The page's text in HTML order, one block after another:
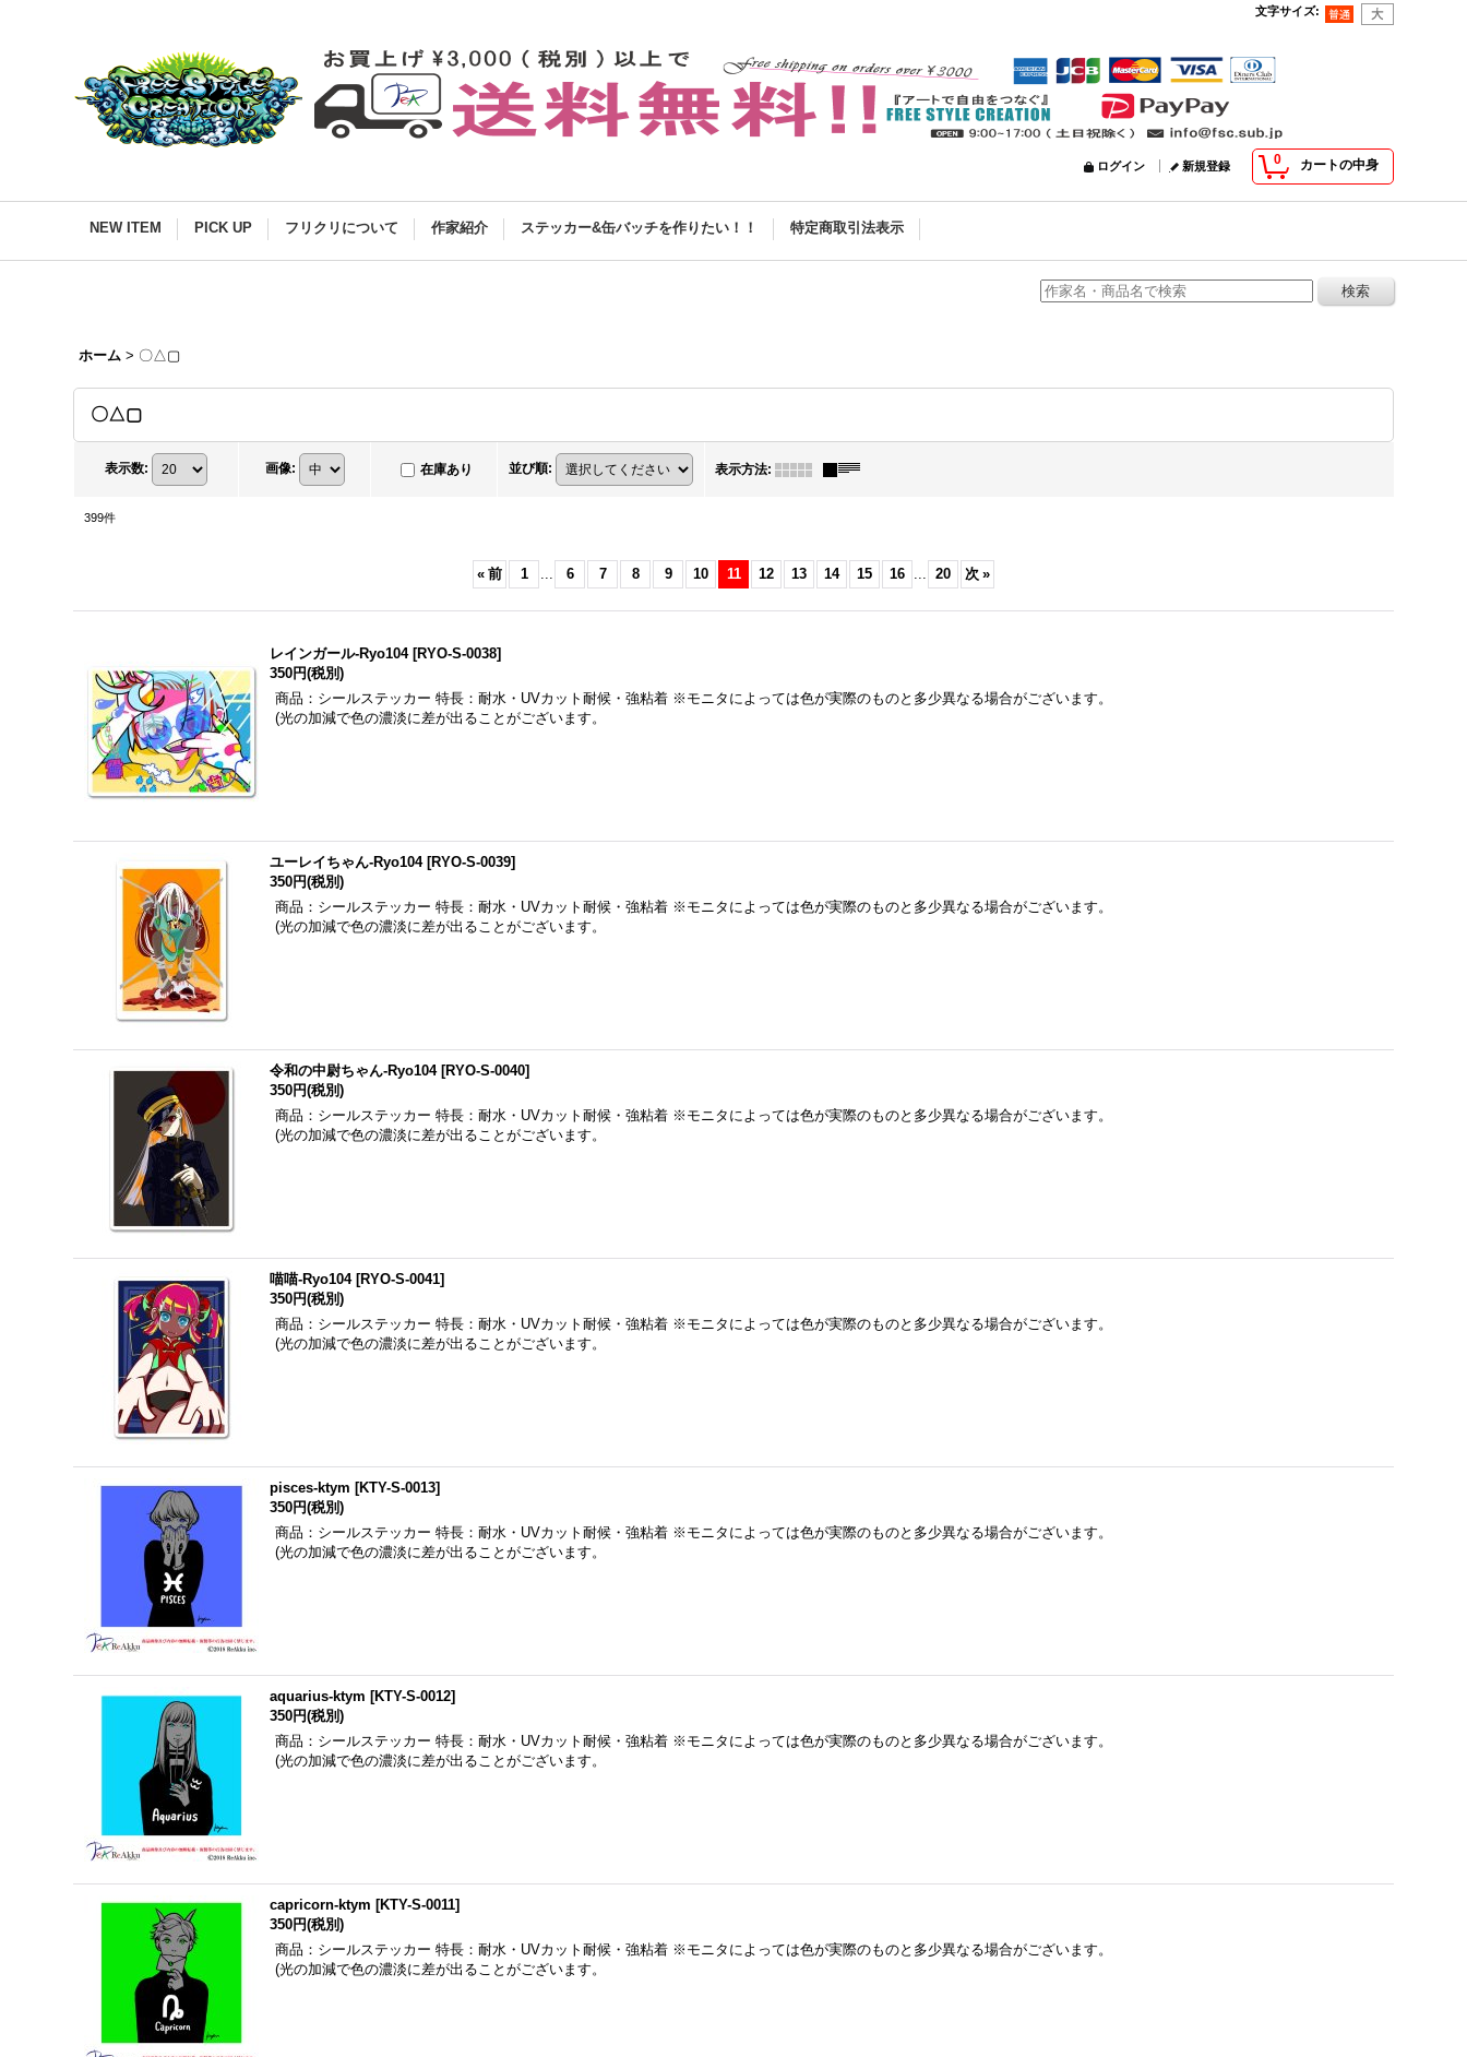
文字サイズ:
0 カートの中身
ログイン 新規登録
NEW ITEM PICK UP フリクリについて 作家紹介 ステッカー&缶バッチを作りたい！！ 特定商取引法表示
ホーム > 〇△▢
〇△▢
表示数: 画像: 在庫あり 並び順: 表示方法:
399件
« 前 1 ... 6 7 8 9 10 11 12 13 14 15 16 ... 20 次 »
レインガール-Ryo104 [RYO-S-0038]
350円(税別)
商品：シールステッカー 特長：耐水・UVカット耐候・強粘着 ※モニタによっては色が実際のものと多少異なる場合がございます。
(光の加減で色の濃淡に差が出ることがございます。
ユーレイちゃん-Ryo104 [RYO-S-0039]
350円(税別)
商品：シールステッカー 特長：耐水・UVカット耐候・強粘着 ※モニタによっては色が実際のものと多少異なる場合がございます。
(光の加減で色の濃淡に差が出ることがございます。
令和の中尉ちゃん-Ryo104 [RYO-S-0040]
350円(税別)
商品：シールステッカー 特長：耐水・UVカット耐候・強粘着 ※モニタによっては色が実際のものと多少異なる場合がございます。
(光の加減で色の濃淡に差が出ることがございます。
喵喵-Ryo104 [RYO-S-0041]
350円(税別)
商品：シールステッカー 特長：耐水・UVカット耐候・強粘着 ※モニタによっては色が実際のものと多少異なる場合がございます。
(光の加減で色の濃淡に差が出ることがございます。
pisces-ktym [KTY-S-0013]
350円(税別)
商品：シールステッカー 特長：耐水・UVカット耐候・強粘着 ※モニタによっては色が実際のものと多少異なる場合がございます。
(光の加減で色の濃淡に差が出ることがございます。
aquarius-ktym [KTY-S-0012]
350円(税別)
商品：シールステッカー 特長：耐水・UVカット耐候・強粘着 ※モニタによっては色が実際のものと多少異なる場合がございます。
(光の加減で色の濃淡に差が出ることがございます。
capricorn-ktym [KTY-S-0011]
350円(税別)
商品：シールステッカー 特長：耐水・UVカット耐候・強粘着 ※モニタによっては色が実際のものと多少異なる場合がございます。
(光の加減で色の濃淡に差が出ることがございます。